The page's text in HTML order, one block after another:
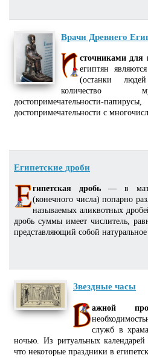
Врачи Древнего
сточниками для
египтян
(останки
количество
достопримечательности-
достопримечательности с
Египетские дроби
гипетская дробь— в
(конечного числа) попарно
называемых аликвотных
дробь суммы имеет числитель,
представляющий собой натуральное
Звездные часы
ажной
служб в
ночью. Из ритуальных календарей
что некоторые праздники в